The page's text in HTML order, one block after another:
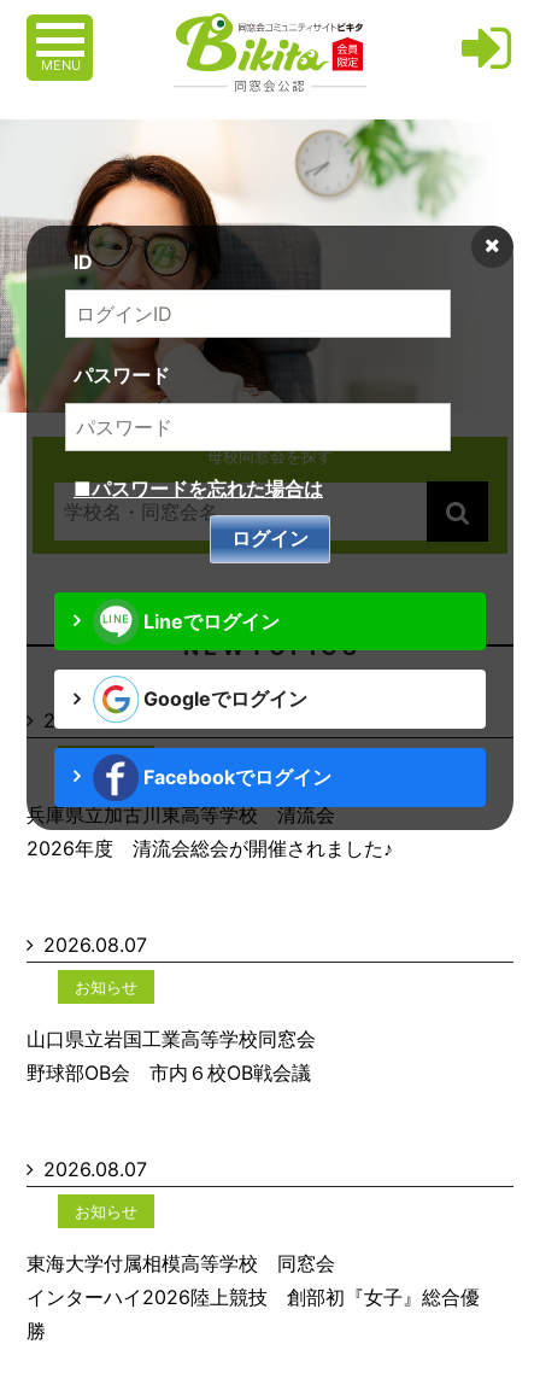
MENU
ID
パスワード
■パスワードを忘れた場合は
Lineでログイン
Googleでログイン
Facebookでログイン
母校同窓会を探す
N E W T O P I C S
2026.08.07
お知らせ
兵庫県立加古川東高等学校 清流会
2026年度 清流会総会が開催されました♪
2026.08.07
お知らせ
山口県立岩国工業高等学校同窓会
野球部OB会 市内６校OB戦会議
2026.08.07
お知らせ
東海大学付属相模高等学校 同窓会
インターハイ2026陸上競技 創部初『女子』総合優
勝